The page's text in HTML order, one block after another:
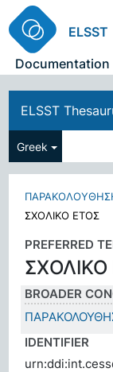
ELSST
Documentation
ELSST
Greek
ΣΧΟΛΙΚΟ ΕΤΟΣ
PREFERRED
ΣΧΟΛΙΚΟ
BROADER
IDENTIFIER